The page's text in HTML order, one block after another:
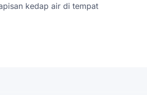
kedap air di tempat